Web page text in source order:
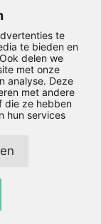
te
te bieden en
delen we
met onze
analyse. Deze
met andere
die ze hebben
hun services